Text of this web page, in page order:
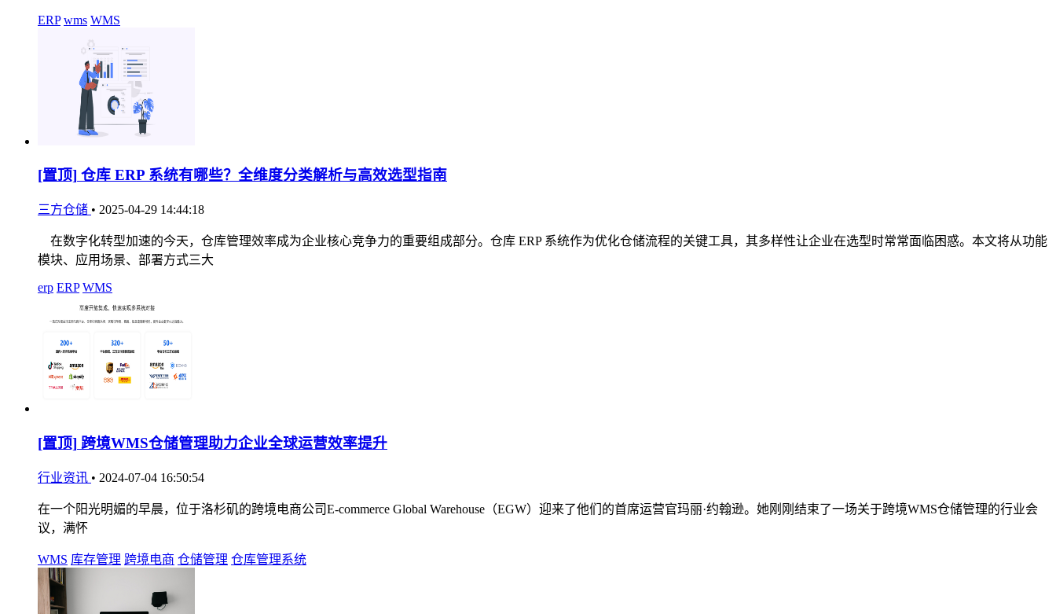
ERP wms WMS
[置顶] 仓库 ERP 系统有哪些？全维度分类解析与高效选型指南
三方仓储 • 2025-04-29 14:44:18
在数字化转型加速的今天，仓库管理效率成为企业核心竞争力的重要组成部分。仓库 ERP 系统作为优化仓储流程的关键工具，其多样性让企业在选型时常常面临困惑。本文将从功能
模块、应用场景、部署方式三大
erp ERP WMS
[置顶] 跨境WMS仓储管理助力企业全球运营效率提升
行业资讯 • 2024-07-04 16:50:54
在一个阳光明媚的早晨，位于洛杉矶的跨境电商公司E-commerce Global Warehouse（EGW）迎来了他们的首席运营官玛丽·约翰逊。她刚刚结束了一场关于跨境WMS仓储管理的行业会
议，满怀
WMS 库存管理 跨境电商 仓储管理 仓库管理系统